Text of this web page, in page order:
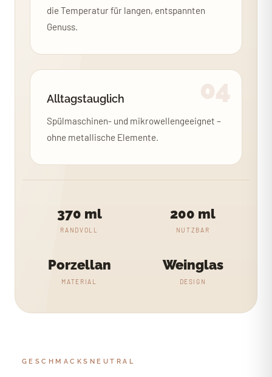
die Temperatur für langen, entspannten
Genuss.
04
Alltagstauglich
Spülmaschinen- und mikrowellengeeignet –
ohne metallische Elemente.
370 ml
RANDVOLL
200 ml
NUTZBAR
Porzellan
MATERIAL
Weinglas
DESIGN
GESCHMACKSNEUTRAL